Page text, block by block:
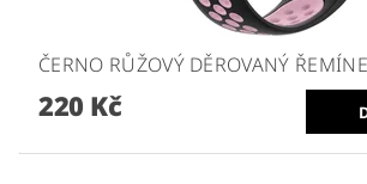
ČERNO RŮŽOVÝ DĚROVANÝ
220 Kč